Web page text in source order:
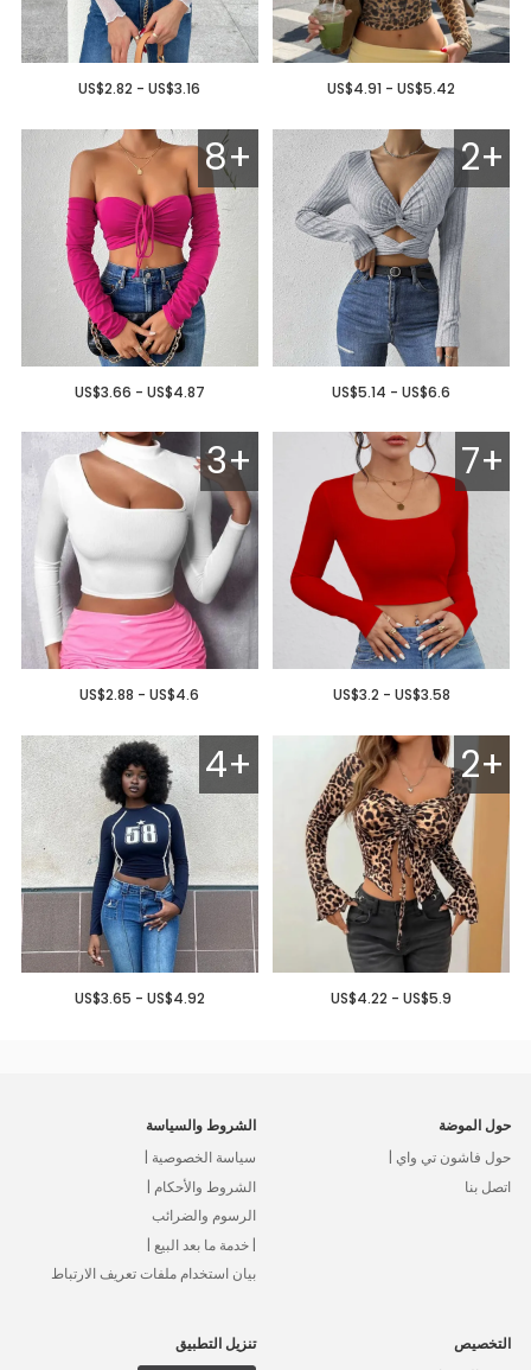
US$4.91 - US$5.42
US$2.82 - US$3.16
2+
US$5.14 - US$6.6
8+
US$3.66 - US$4.87
7+
US$3.2 - US$3.58
3+
US$2.88 - US$4.6
2+
US$4.22 - US$5.9
4+
US$3.65 - US$4.92
حول الموضة
حول فاشون تي واي |
اتصل بنا
الشروط والسياسة
سياسة الخصوصية |
الشروط والأحكام |
الرسوم والضرائب
| خدمة ما بعد البيع |
بيان استخدام ملفات تعريف الارتباط
التخصيص تنزيل التطبيق